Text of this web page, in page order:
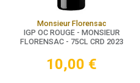
Monsieur Florensac
IGP OC ROUGE - MONSIEUR
FLORENSAC - 75CL CRD 2023
10,00 €